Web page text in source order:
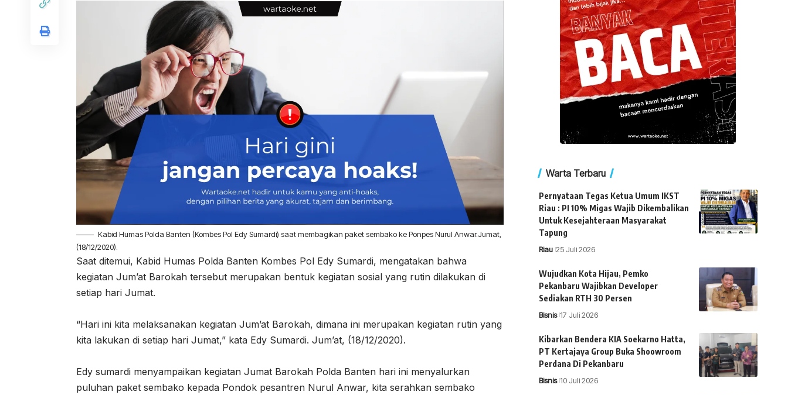
Kabid Humas Polda Banten (Kombes Pol Edy Sumardi) saat membagikan paket sembako ke Ponpes Nurul Anwar.Jumat,
(18/12/2020).
Saat ditemui, Kabid Humas Polda Banten Kombes Pol Edy Sumardi, mengatakan bahwa
kegiatan Jum’at Barokah tersebut merupakan bentuk kegiatan sosial yang rutin dilakukan di
setiap hari Jumat.
“Hari ini kita melaksanakan kegiatan Jum’at Barokah, dimana ini merupakan kegiatan rutin yang
kita lakukan di setiap hari Jumat,” kata Edy Sumardi. Jum’at, (18/12/2020).
Edy sumardi menyampaikan kegiatan Jumat Barokah Polda Banten hari ini menyalurkan
puluhan paket sembako kepada Pondok pesantren Nurul Anwar, kita serahkan sembako
Warta Terbaru
Pernyataan Tegas Ketua Umum IKST
Riau : PI 10% Migas Wajib Dikembalikan
Untuk Kesejahteraan Masyarakat
Tapung
Riau 25 Juli 2026
Wujudkan Kota Hijau, Pemko
Pekanbaru Wajibkan Developer
Sediakan RTH 30 Persen
Bisnis 17 Juli 2026
Kibarkan Bendera KIA Soekarno Hatta,
PT Kertajaya Group Buka Shoowroom
Perdana Di Pekanbaru
Bisnis 10 Juli 2026